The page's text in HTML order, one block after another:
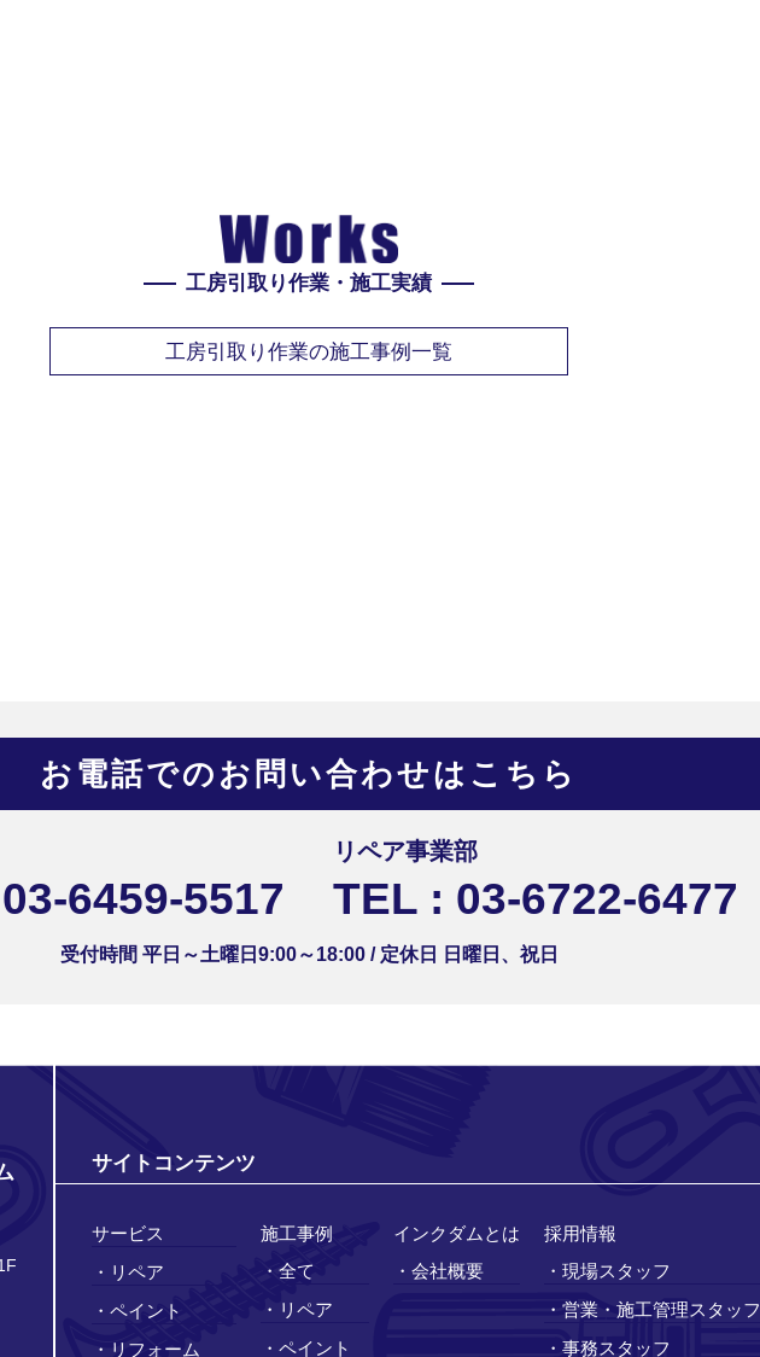
工房引取り作業・施工実績
工房引取り作業の施工事例一覧
お電話でのお問い合わせはこちら
6459-5517
リペア事業部
TEL : 03-6722-6477
受付時間 平日～土曜日9:00～18:00 / 定休日 日曜日、祝日
サイトコンテンツ
サービス
・リペア
・ペイント
・リフォーム
施工事例
・全て
・リペア
・ペイント
インクダムとは
・会社概要
採用情報
・現場スタッフ
・営業・施工管理スタッフ
・事務スタッフ